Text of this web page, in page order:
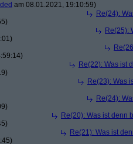
am 08.01.2021, 19:10:59)
Re(24):
Re(25):
Re(22): Was ist
Re(23): Was
Re(24):
Re(20): Was ist denn
Re(21): Was ist